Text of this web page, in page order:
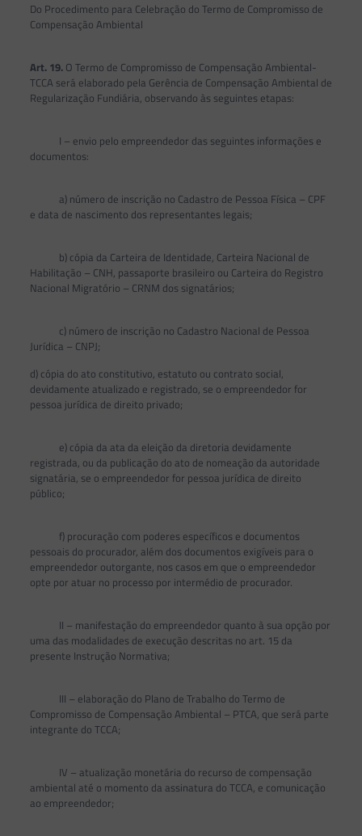
Do Procedimento para Celebração do Termo de Compromisso de
Compensação Ambiental
Art. 19.O Termo de Compromisso de Compensação Ambiental-
TCCA será elaborado pela Gerência de Compensação Ambiental de
Regularização Fundiária, observando às seguintes etapas:
I – envio pelo empreendedor das seguintes informações e
documentos:
a) número de inscrição no Cadastro de Pessoa Física – CPF
e data de nascimento dos representantes legais;
b) cópia da Carteira de Identidade, Carteira Nacional de
Habilitação – CNH, passaporte brasileiro ou Carteira do Registro
Nacional Migratório – CRNM dos signatários;
c) número de inscrição no Cadastro Nacional de Pessoa
Jurídica – CNPJ;
d) cópia do ato constitutivo, estatuto ou contrato social,
devidamente atualizado e registrado, se o empreendedor for
pessoa jurídica de direito privado;
e) cópia da ata da eleição da diretoria devidamente
registrada, ou da publicação do ato de nomeação da autoridade
signatária, se o empreendedor for pessoa jurídica de direito
público;
f) procuração com poderes específicos e documentos
pessoais do procurador, além dos documentos exigíveis para o
empreendedor outorgante, nos casos em que o empreendedor
opte por atuar no processo por intermédio de procurador.
II – manifestação do empreendedor quanto à sua opção por
uma das modalidades de execução descritas no art. 15 da
presente Instrução Normativa;
III – elaboração do Plano de Trabalho do Termo de
Compromisso de Compensação Ambiental – PTCA, que será parte
integrante do TCCA;
IV – atualização monetária do recurso de compensação
ambiental até o momento da assinatura do TCCA, e comunicação
ao empreendedor;